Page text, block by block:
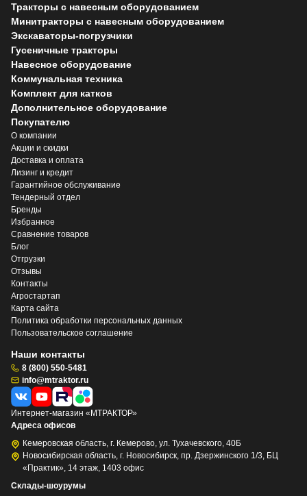
Тракторы с навесным оборудованием
Минитракторы с навесным оборудованием
Экскаваторы-погрузчики
Гусеничные тракторы
Навесное оборудование
Коммунальная техника
Комплект для катков
Дополнительное оборудование
Покупателю
О компании
Акции и скидки
Доставка и оплата
Лизинг и кредит
Гарантийное обслуживание
Тендерный отдел
Бренды
Избранное
Сравнение товаров
Блог
Отгрузки
Отзывы
Контакты
Агростартап
Карта сайта
Политика обработки персональных данных
Пользовательское соглашение
Наши контакты
8 (800) 550-5481
info@mtraktor.ru
Интернет-магазин «МТРАКТОР»
Адреса офисов
Кемеровская область, г. Кемерово, ул. Тухачевского, 40Б
Новосибирская область, г. Новосибирск, пр. Дзержинского 1/3, БЦ
«Практик», 14 этаж, 1403 офис
Склады-шоурумы